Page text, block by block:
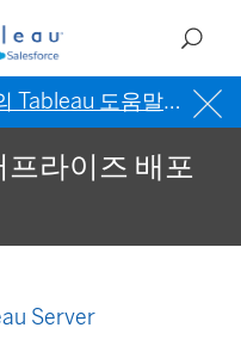
Tableau 도움말을 참조
라이즈 배포
Server